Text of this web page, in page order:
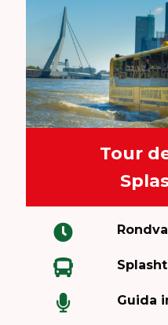
Tour
Guida